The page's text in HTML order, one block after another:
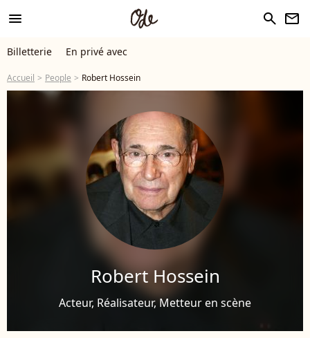
menu search newsletter
Billetterie En privé avec
Accueil People Robert Hossein
Robert Hossein
Acteur, Réalisateur, Metteur en scène